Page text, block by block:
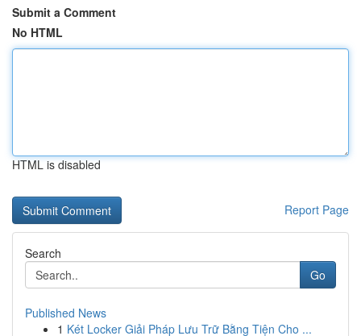
Submit a Comment
No HTML
HTML is disabled
Report Page
Search
Go
Published News
1 Két Locker Giải Pháp Lưu Trữ Bằng Tiện Cho ...